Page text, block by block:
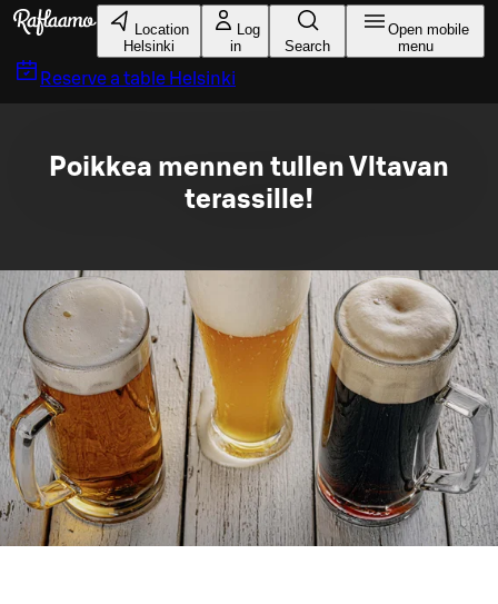
Skip to main content
Location
Helsinki
Log
in
Search
Open mobile
menu
Reserve a table Helsinki
Poikkea mennen tullen Vltavan
terassille!